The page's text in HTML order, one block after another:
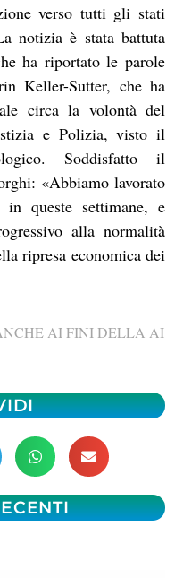
verso tutti gli stati
notizia è stata battuta
ha riportato le parole
Keller-Sutter, che ha
circa la volontà del
e Polizia, visto il
Soddisfatto il
«Abbiamo lavorato
queste settimane, e
alla normalità
ripresa economica dei
AI FINI DELLA AI